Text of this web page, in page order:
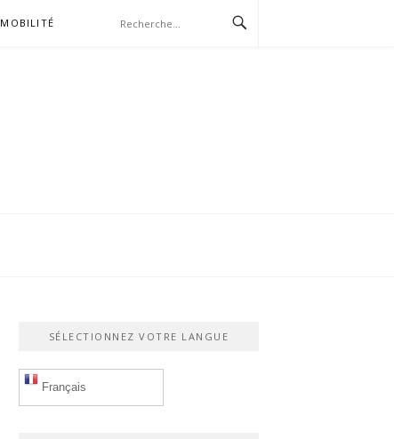
MOBILITÉ
SÉLECTIONNEZ VOTRE LANGUE
Français